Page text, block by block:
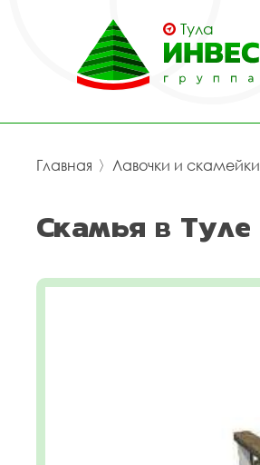
Тула
Главная 〉 Лавочки и скамейки
Скамья в Туле